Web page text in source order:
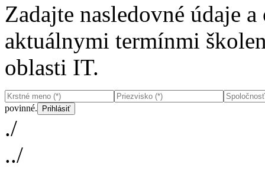
Zadajte nasledovné údaje
aktuálnymi termínmi
oblasti IT.
povinné.
./
../